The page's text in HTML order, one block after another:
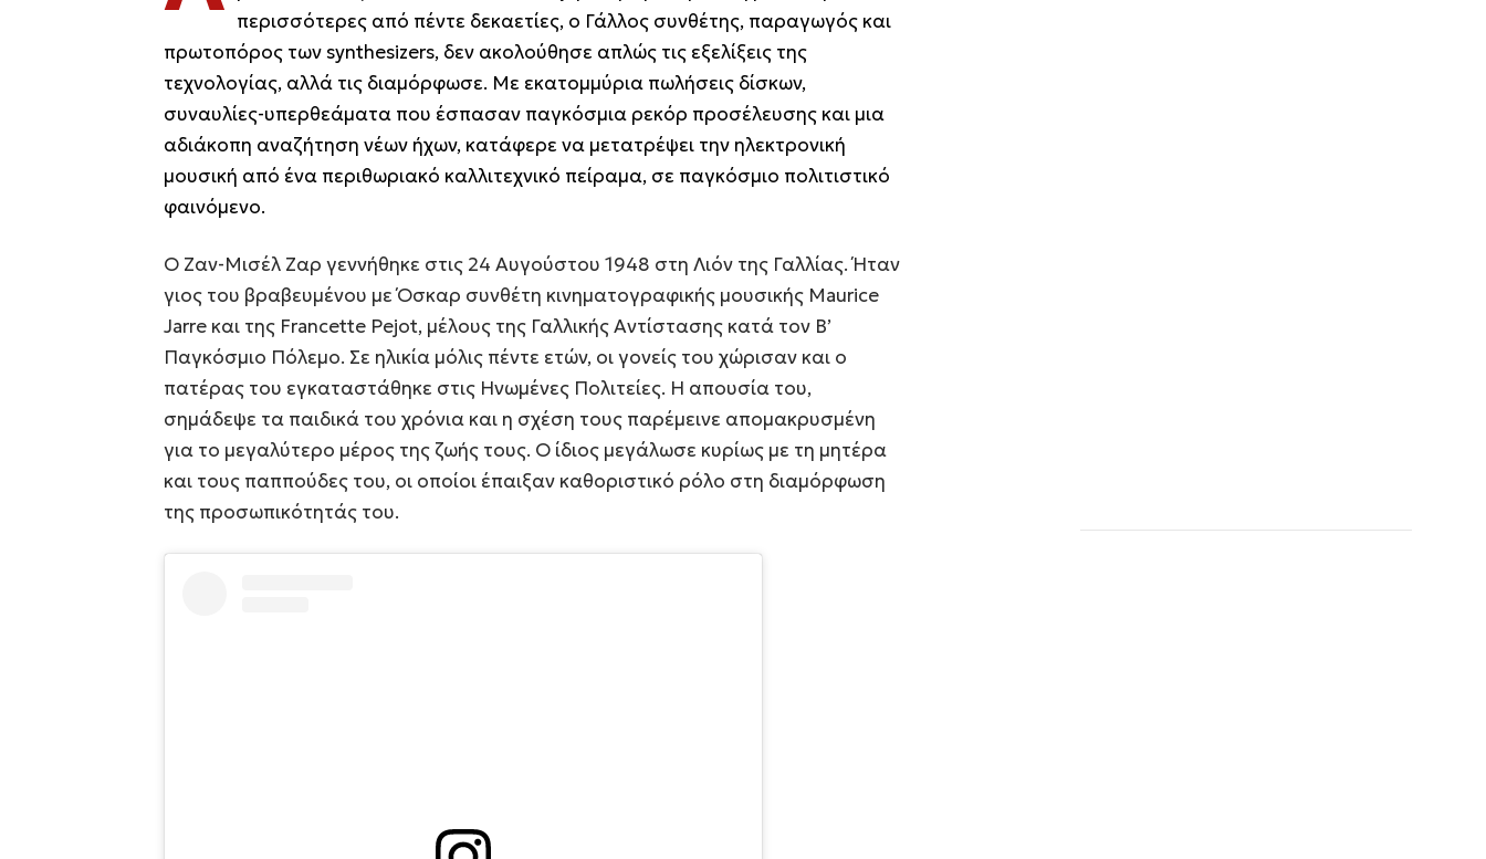
περισσότερες από πέντε δεκαετίες, ο Γάλλος συνθέτης, παραγωγός και
πρωτοπόρος των synthesizers, δεν ακολούθησε απλώς τις εξελίξεις της
τεχνολογίας, αλλά τις διαμόρφωσε. Με εκατομμύρια πωλήσεις δίσκων,
συναυλίες-υπερθεάματα που έσπασαν παγκόσμια ρεκόρ προσέλευσης και μια
αδιάκοπη αναζήτηση νέων ήχων, κατάφερε να μετατρέψει την ηλεκτρονική
μουσική από ένα περιθωριακό καλλιτεχνικό πείραμα, σε παγκόσμιο πολιτιστικό
φαινόμενο.
Ο Ζαν-Μισέλ Ζαρ γεννήθηκε στις 24 Αυγούστου 1948 στη Λιόν της Γαλλίας. Ήταν
γιος του βραβευμένου με Όσκαρ συνθέτη κινηματογραφικής μουσικής Maurice
Jarre και της Francette Pejot, μέλους της Γαλλικής Αντίστασης κατά τον Β’
Παγκόσμιο Πόλεμο. Σε ηλικία μόλις πέντε ετών, οι γονείς του χώρισαν και ο
πατέρας του εγκαταστάθηκε στις Ηνωμένες Πολιτείες. Η απουσία του,
σημάδεψε τα παιδικά του χρόνια και η σχέση τους παρέμεινε απομακρυσμένη
για το μεγαλύτερο μέρος της ζωής τους. Ο ίδιος μεγάλωσε κυρίως με τη μητέρα
και τους παππούδες του, οι οποίοι έπαιξαν καθοριστικό ρόλο στη διαμόρφωση
της προσωπικότητάς του.